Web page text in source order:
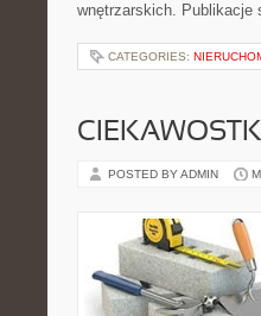
wnętrzarskich.
CATEGORIES:
POSTED BY ADMIN